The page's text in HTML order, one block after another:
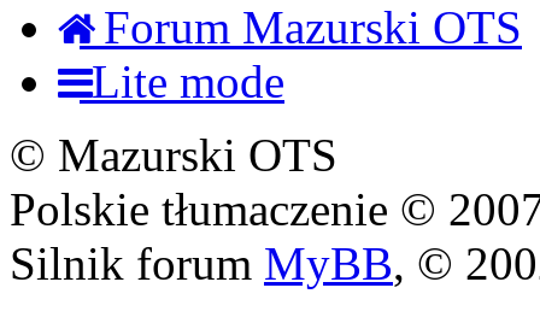
Forum Mazurski OTS
Lite mode
© Mazurski OTS
Polskie tłumaczenie ©
Silnik forum MyBB, ©